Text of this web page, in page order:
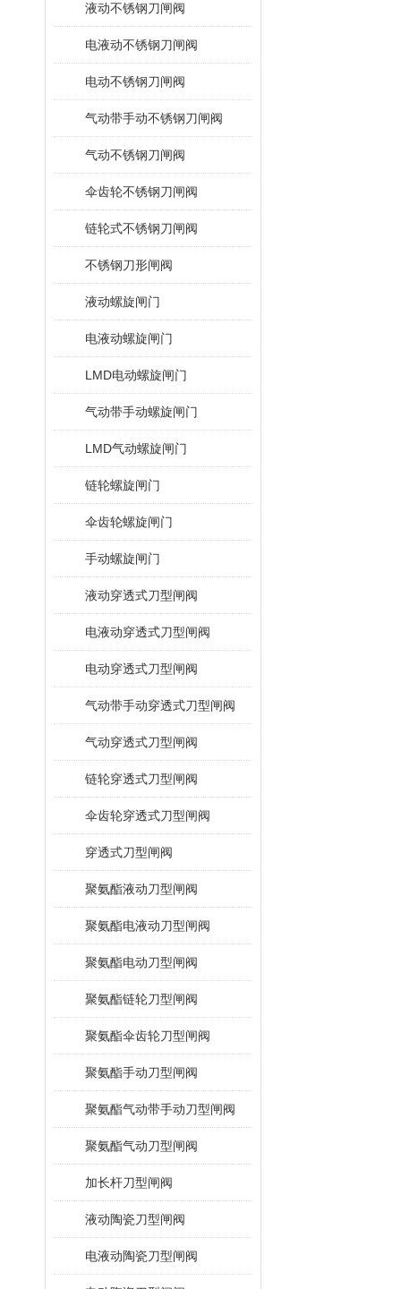
液动不锈钢刀闸阀
电液动不锈钢刀闸阀
电动不锈钢刀闸阀
气动带手动不锈钢刀闸阀
气动不锈钢刀闸阀
伞齿轮不锈钢刀闸阀
链轮式不锈钢刀闸阀
不锈钢刀形闸阀
液动螺旋闸门
电液动螺旋闸门
LMD电动螺旋闸门
气动带手动螺旋闸门
LMD气动螺旋闸门
链轮螺旋闸门
伞齿轮螺旋闸门
手动螺旋闸门
液动穿透式刀型闸阀
电液动穿透式刀型闸阀
电动穿透式刀型闸阀
气动带手动穿透式刀型闸阀
气动穿透式刀型闸阀
链轮穿透式刀型闸阀
伞齿轮穿透式刀型闸阀
穿透式刀型闸阀
聚氨酯液动刀型闸阀
聚氨酯电液动刀型闸阀
聚氨酯电动刀型闸阀
聚氨酯链轮刀型闸阀
聚氨酯伞齿轮刀型闸阀
聚氨酯手动刀型闸阀
聚氨酯气动带手动刀型闸阀
聚氨酯气动刀型闸阀
加长杆刀型闸阀
液动陶瓷刀型闸阀
电液动陶瓷刀型闸阀